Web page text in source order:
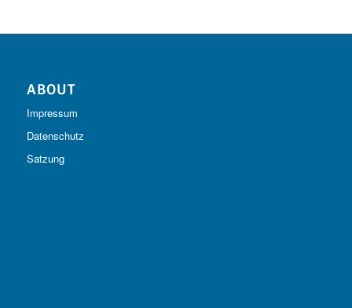
ABOUT
Impressum
Datenschutz
Satzung